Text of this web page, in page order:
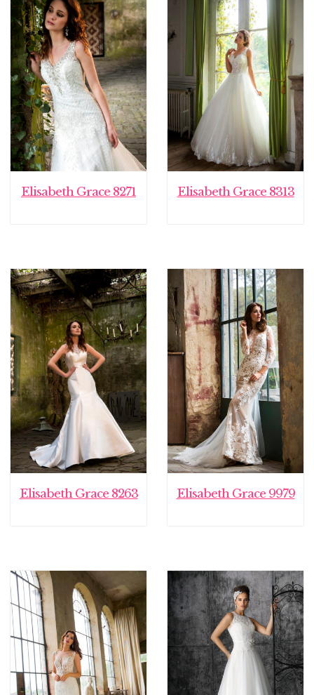
Elisabeth Grace 8271 Elisabeth Grace 8313
Elisabeth Grace 8263 Elisabeth Grace 9979